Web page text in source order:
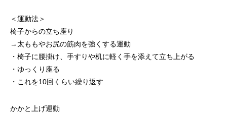
＜運動法＞
椅子からの立ち座り
→太ももやお尻の筋肉を強くする運動
・椅子に腰掛け、手すりや机に軽く手を添えて立ち上がる
・ゆっくり座る
・これを10回くらい繰り返す
かかと上げ運動